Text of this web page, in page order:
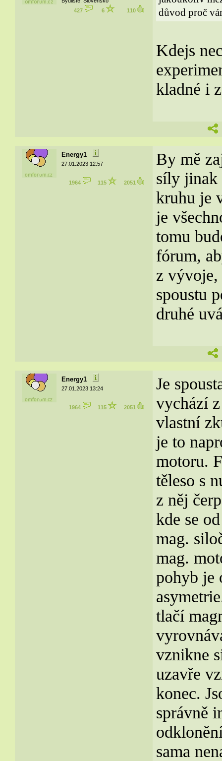
427
6 110
důvod proč
Kdejs
kladné i
Energy1
27.01.2023 12:57
1964 115 2051
By mě
síly jinak
kruhu je
je
tomu
fórum,
z vývoje,
spoustu
druhé
Energy1
27.01.2023 13:24
1964 115 2051
Je
vychází
vlastní
je to
motoru.
těleso s
z něj
kde se
mag.
mag.
pohyb je
tlačí
vznikne
uzavře
konec.
správně
sama